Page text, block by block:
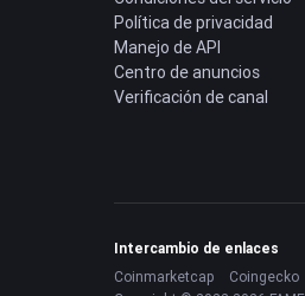
Política de privacidad
Manejo de API
Centro de anuncios
Verificación de canal
Intercambio de enlaces
Coinmarketcap
Coingecko